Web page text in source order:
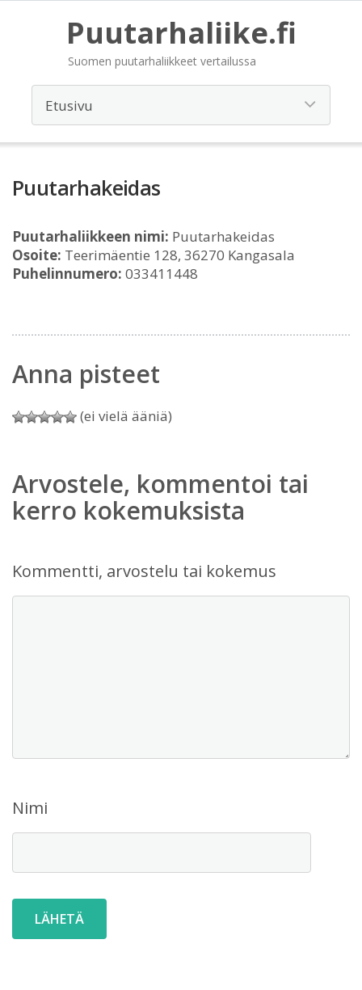
Puutarhaliike.fi
Suomen puutarhaliikkeet vertailussa
Puutarhakeidas
Puutarhaliikkeen nimi: Puutarhakeidas
Osoite: Teerimäentie 128, 36270 Kangasala
Puhelinnumero: 033411448
Anna pisteet
(ei vielä ääniä)
Arvostele, kommentoi tai
kerro kokemuksista
Kommentti, arvostelu tai kokemus
Nimi